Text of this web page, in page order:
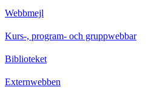
Webbmejl
Kurs-, program- och gruppwebbar
Biblioteket
Externwebben